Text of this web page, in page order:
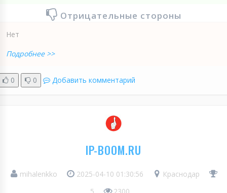
Отрицательные стороны
Нет
Подробнее >>
0 0 Добавить комментарий
IP-BOOM.RU
mihalenkko 2025-04-10 01:30:56
Краснодар